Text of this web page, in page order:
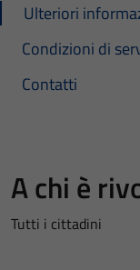
Ulteriori
Condizioni di
Contatti
A chi è
Tutti i cittadini